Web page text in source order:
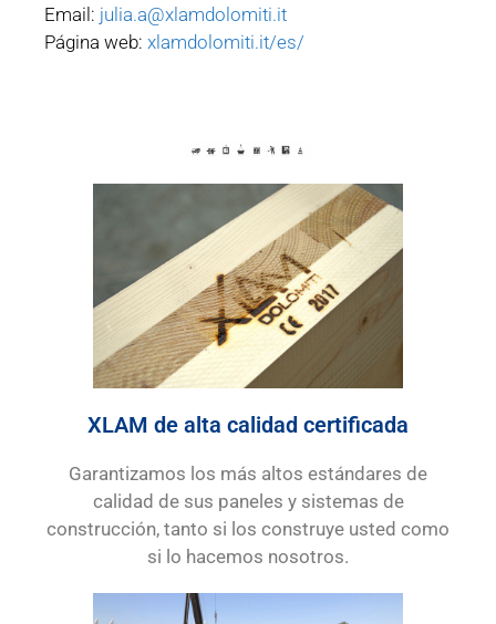
Email: julia.a@xlamdolomiti.it
Página web: xlamdolomiti.it/es/
XLAM de alta calidad certificada
Garantizamos los más altos estándares de
calidad de sus paneles y sistemas de
construcción, tanto si los construye usted como
si lo hacemos nosotros.